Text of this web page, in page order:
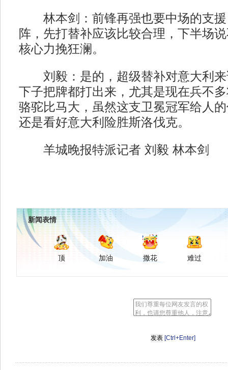
林本剑：前锋再强也要中场的支援
阵，先打替补应该比较合理，下半场
核心力挽狂澜。
刘毅：是的，超级替补对意大利来
下子把牌都打出来，尤其是现在兵不
骆驼比马大，虽然这支卫冕冠军给人
还是看好意大利险胜斯洛伐克。
羊城晚报特派记者 刘毅 林本剑
新闻表情
顶 加油 撒花 难过
[Ctrl+Enter]